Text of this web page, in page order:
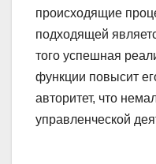
происходящие
подходящей
того успешная
функции повысит
авторитет, что
управленческой